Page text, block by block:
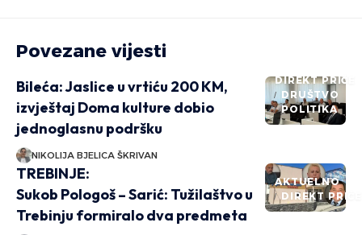
Povezane vijesti
DIREKT PRIČE
DRUŠTVO
POLITIKA
Bileća: Jaslice u vrtiću 200 KM,
izvještaj Doma kulture dobio
jednoglasnu podršku
NIKOLIJA BJELICA ŠKRIVAN
AKTUELNO
DIREKT PRIČE
TREBINJE:
Sukob Pologoš – Sarić: Tužilaštvo u
Trebinju formiralo dva predmeta